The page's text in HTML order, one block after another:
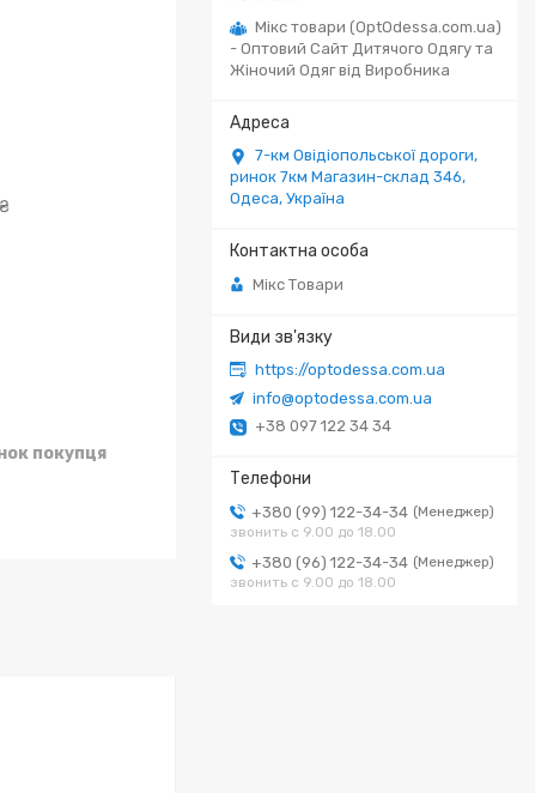
Мікс товари (OptOdessa.com.ua)
- Оптовий Сайт Дитячого Одягу та
Жіночий Одяг від Виробника
7-км Овідіопольської дороги,
ринок 7км Магазин-склад 346,
Одеса, Україна
Мікс Товари
https://optodessa.com.ua
info@optodessa.com.ua
+38 097 122 34 34
+380 (99) 122-34-34
Менеджер
звонить с 9.00 до 18.00
+380 (96) 122-34-34
Менеджер
звонить с 9.00 до 18.00
покупця